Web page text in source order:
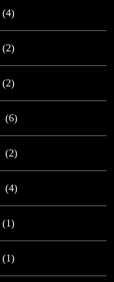
(4)
(2)
(2)
(6)
(2)
(4)
(1)
(1)